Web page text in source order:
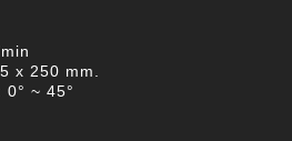
x 250 mm.
~ 45°